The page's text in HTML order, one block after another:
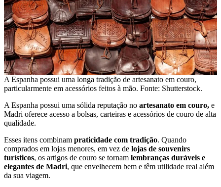
A Espanha possui uma longa tradição de artesanato em couro,
particularmente em acessórios feitos à mão. Fonte: Shutterstock.
A Espanha possui uma sólida reputação no artesanato em couro, e
Madri oferece acesso a bolsas, carteiras e acessórios de couro de alta
qualidade.
Esses itens combinam praticidade com tradição. Quando
comprados em lojas menores, em vez de lojas de souvenirs
turísticos, os artigos de couro se tornam lembranças duráveis ​​e
elegantes de Madri, que envelhecem bem e têm utilidade real além
da sua viagem.